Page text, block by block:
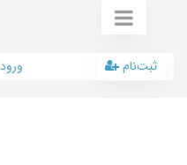
ورود ثبت‌نام